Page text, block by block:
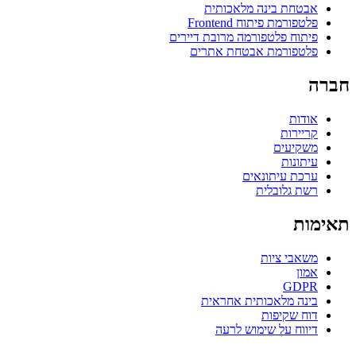
אבטחת בינה מלאכותית
פלטפורמת פיתוח Frontend
פיתוח פלטפורמה מרובת דיירים
פלטפורמת אבטחת אתרים
חברה
אודות
קריירות
משקיעים
עיתונות
ערכת עיתונאים
רשת גלובלית
תאימות
משאבי ציות
אמון
GDPR
בינה מלאכותית אחראית
דוח שקיפות
דיווח על שימוש לרעה